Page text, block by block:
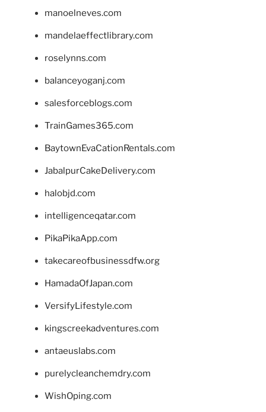
manoelneves.com
mandelaeffectlibrary.com
roselynns.com
balanceyoganj.com
salesforceblogs.com
TrainGames365.com
BaytownEvaCationRentals.com
JabalpurCakeDelivery.com
halobjd.com
intelligenceqatar.com
PikaPikaApp.com
takecareofbusinessdfw.org
HamadaOfJapan.com
VersifyLifestyle.com
kingscreekadventures.com
antaeuslabs.com
purelycleanchemdry.com
WishOping.com